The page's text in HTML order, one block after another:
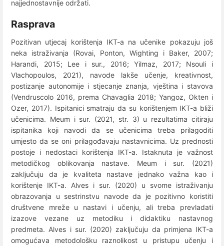
najjednostavnije održati.
Rasprava
Pozitivan utjecaj korištenja IKT-a na učenike pokazuju još
neka istraživanja (Rovai, Ponton, Wighting i Baker, 2007;
Harandi, 2015; Lee i sur., 2016; Yilmaz, 2017; Nsouli i
Vlachopoulos, 2021), navode lakše učenje, kreativnost,
postizanje autonomije i stjecanje znanja, vještina i stavova
(Vendruscolo 2016, prema Chavaglia 2018; Yangoz, Okten i
Ozer, 2017). Ispitanici smatraju da su korištenjem IKT-a bliži
učenicima. Meum i sur. (2021, str. 3) u rezultatima citiraju
ispitanika koji navodi da se učenicima treba prilagoditi
umjesto da se oni prilagođavaju nastavnicima. Uz prednosti
postoje i nedostaci korištenja IKT-a. Istaknuta je važnost
metodičkog oblikovanja nastave. Meum i sur. (2021)
zaključuju da je kvaliteta nastave jednako važna kao i
korištenje IKT-a. Alves i sur. (2020) u svome istraživanju
obrazovanja u sestrinstvu navode da je pozitivno koristiti
društvene mreže u nastavi i učenju, ali treba prevladati
izazove vezane uz metodiku i didaktiku nastavnog
predmeta. Alves i sur. (2020) zaključuju da primjena IKT-a
omogućava metodološku raznolikost u pristupu učenju i